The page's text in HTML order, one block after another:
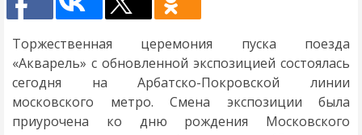
Торжественная церемония пуска поезда
«Акварель» с обновленной экспозицией состоялась
сегодня на Арбатско-Покровской линии
московского метро. Смена экспозиции была
приурочена ко дню рождения Московского